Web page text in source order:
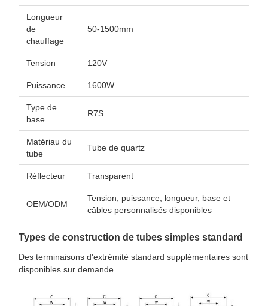
Longueur
de
chauffage
50-1500mm
Tension 120V
Puissance 1600W
Type de
base
R7S
Matériau du
tube
Tube de quartz
Réflecteur Transparent
OEM/ODM
Tension, puissance, longueur, base et
câbles personnalisés disponibles
Types de construction de tubes simples standard
Des terminaisons d'extrémité standard supplémentaires sont
disponibles sur demande.